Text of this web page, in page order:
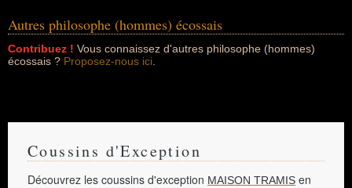
Autres philosophe (hommes) écossais
Contribuez ! Vous connaissez d'autres philosophe (hommes)
écossais ? Proposez-nous ici
Coussins d'Exception
Découvrez les coussins d'exception MAISON TRAMIS en